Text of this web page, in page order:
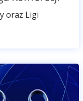
oraz Ligi